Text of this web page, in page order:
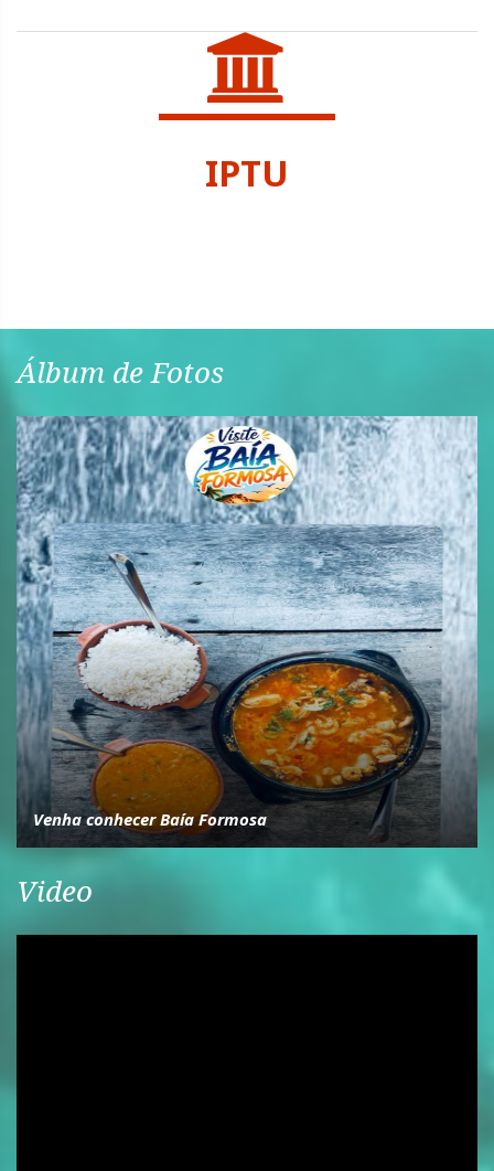
IPTU
Álbum de Fotos
Venha conhecer Baía Formosa
Video